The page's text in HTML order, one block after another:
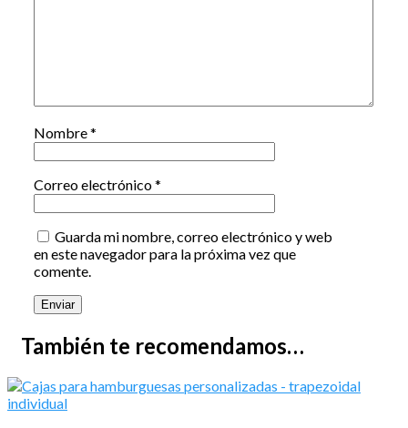
Nombre*
Correo electrónico*
Guarda mi nombre, correo electrónico y web
en este navegador para la próxima vez que
comente.
También te recomendamos…